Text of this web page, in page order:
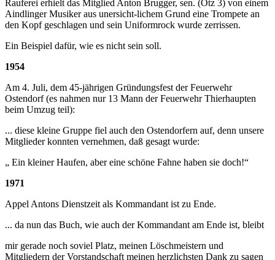
Rauferei erhielt das Mitglied Anton Brugger, sen. (Ötz 3) von einem
Aindlinger Musiker aus unersicht-lichem Grund eine Trompete an
den Kopf geschlagen und sein Uniformrock wurde zerrissen.
Ein Beispiel dafür, wie es nicht sein soll.
1954
Am 4. Juli, dem 45-jährigen Gründungsfest der Feuerwehr
Ostendorf (es nahmen nur 13 Mann der Feuerwehr Thierhaupten
beim Umzug teil):
... diese kleine Gruppe fiel auch den Ostendorfern auf, denn unsere
Mitglieder konnten vernehmen, daß gesagt wurde:
„ Ein kleiner Haufen, aber eine schöne Fahne haben sie doch!“
1971
Appel Antons Dienstzeit als Kommandant ist zu Ende.
... da nun das Buch, wie auch der Kommandant am Ende ist, bleibt
mir gerade noch soviel Platz, meinen Löschmeistern und
Mitgliedern der Vorstandschaft meinen herzlichsten Dank zu sagen